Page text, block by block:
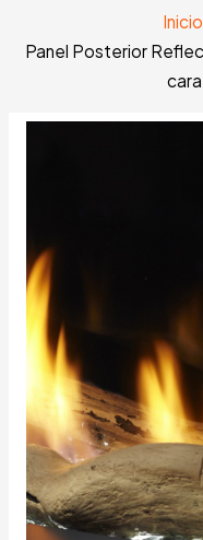
Inicio
Panel Posterior
Bahía